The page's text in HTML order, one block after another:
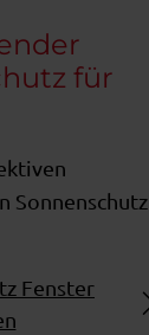
für
Sonnenschutz
Fenster